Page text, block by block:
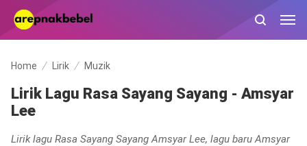
Home Lirik Muzik
Lirik Lagu Rasa Sayang Sayang - Amsyar
Lee
Lirik lagu Rasa Sayang Sayang Amsyar Lee, lagu baru Amsyar